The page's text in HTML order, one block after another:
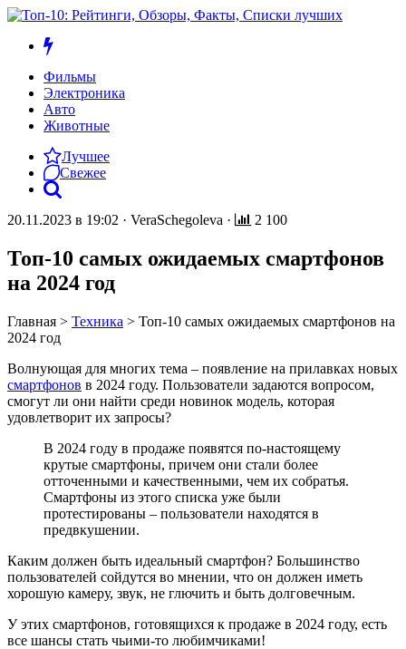
Фильмы
Электроника
Авто
Животные
Лучшее
Свежее
20.11.2023 в 19:02 · VeraSchegoleva · 2 100
Топ-10 самых ожидаемых смартфонов
на 2024 год
Главная > Техника > Топ-10 самых ожидаемых смартфонов на
2024 год
Волнующая для многих тема – появление на прилавках новых
смартфонов в 2024 году. Пользователи задаются вопросом,
смогут ли они найти среди новинок модель, которая
удовлетворит их запросы?
В 2024 году в продаже появятся по-настоящему
крутые смартфоны, причем они стали более
отточенными и качественными, чем их собратья.
Смартфоны из этого списка уже были
протестированы – пользователи находятся в
предвкушении.
Каким должен быть идеальный смартфон? Большинство
пользователей сойдутся во мнении, что он должен иметь
хорошую камеру, звук, не глючить и быть долговечным.
У этих смартфонов, готовящихся к продаже в 2024 году, есть
все шансы стать чьими-то любимчиками!